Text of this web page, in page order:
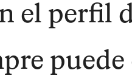
el perfil